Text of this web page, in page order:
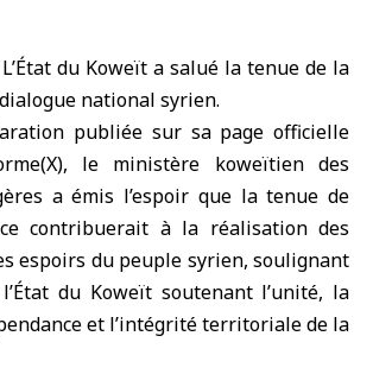
du Koweït a salué la tenue de la
national syrien.
publiée sur sa page officielle
le ministère koweïtien des
a émis l’espoir que la tenue de
contribuerait à la réalisation des
espoirs du peuple syrien, soulignant
du Koweït soutenant l’unité, la
et l’intégrité territoriale de la